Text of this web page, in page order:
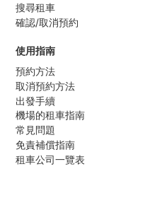
搜尋租車
確認/取消預約
使用指南
預約方法
取消預約方法
出發手續
機場的租車指南
常見問題
免責補償指南
租車公司一覽表